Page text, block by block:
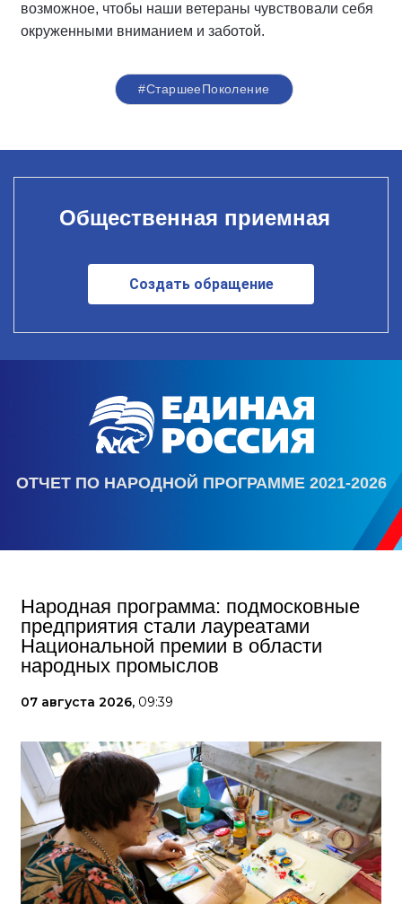
возможное, чтобы наши ветераны чувствовали себя
окруженными вниманием и заботой.
#СтаршееПоколение
Общественная приемная
Создать обращение
ОТЧЕТ ПО НАРОДНОЙ ПРОГРАММЕ 2021-2026
Народная программа: подмосковные
предприятия стали лауреатами
Национальной премии в области
народных промыслов
07 августа 2026, 09:39